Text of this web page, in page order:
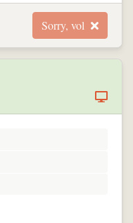
Sorry, vol